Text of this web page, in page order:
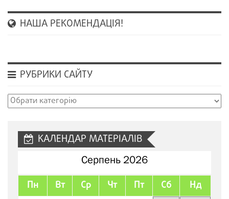
НАША РЕКОМЕНДАЦІЯ!
РУБРИКИ САЙТУ
Рубрики
КАЛЕНДАР МАТЕРІАЛІВ
Серпень 2026
Пн Вт Ср Чт Пт Сб Нд